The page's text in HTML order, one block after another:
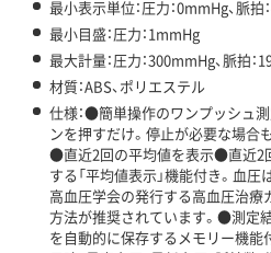
最小表示単位：圧力：0mmHg、脈拍
最小目盛：圧力：1mmHg
最大計量：圧力：300mmHg、脈拍：
材質：ABS、ポリエステル
仕様：●簡単操作のワンプッシュ
ンを押すだけ。停止が必要な場合
●直近2回の平均値を表示●直近2
する「平均値表示」機能付き。血
高血圧学会の発行する高血圧治療
方法が推奨されています。●測定
を自動的に保存するメモリー機能